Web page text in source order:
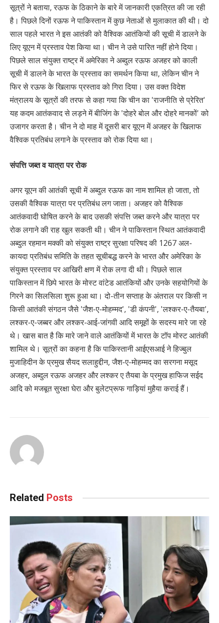
सूत्रों ने बताया, रऊफ के ठिकाने के बारे में जानकारी एकत्रित की जा रही
है। पिछले दिनों रऊफ ने पाकिस्तान में कुछ नेताओं से मुलाकात की थी। दो
साल पहले भारत ने इस आतंकी को वैश्विक आतंकियों की सूची में डालने के
लिए यूएन में प्रस्ताव पेश किया था। चीन ने उसे पारित नहीं होने दिया।
पिछले साल संयुक्त राष्ट्र में अमेरिका ने अब्दुल रऊफ अजहर को काली
सूची में डालने के भारत के प्रस्ताव का समर्थन किया था, लेकिन चीन ने
फिर से रऊफ के खिलाफ प्रस्ताव को गिरा दिया। उस वक्त विदेश
मंत्रालय के सूत्रों की तरफ से कहा गया कि चीन का 'राजनीति से प्रेरित'
यह कदम आतंकवाद से लड़ने में बीजिंग के 'दोहरे बोल और दोहरे मानकों' को
उजागर करता है। चीन ने दो माह में दूसरी बार यूएन में अजहर के खिलाफ
वैश्विक प्रतिबंध लगाने के प्रस्ताव को रोक दिया था।
संपत्ति जब्त व यात्रा पर रोक
अगर यूएन की आतंकी सूची में अब्दुल रऊफ का नाम शामिल हो जाता, तो
उसकी वैश्विक यात्रा पर प्रतिबंध लग जाता। अजहर को वैश्विक
आतंकवादी घोषित करने के बाद उसकी संपत्ति जब्त करने और यात्रा पर
रोक लगाने की राह खुल सकती थी। चीन ने पाकिस्तान स्थित आतंकवादी
अब्दुल रहमान मक्की को संयुक्त राष्ट्र सुरक्षा परिषद की 1267 अल-
कायदा प्रतिबंध समिति के तहत सूचीबद्ध करने के भारत और अमेरिका के
संयुक्त प्रस्ताव पर आखिरी क्षण में रोक लगा दी थी। पिछले साल
पाकिस्तान में छिपे भारत के मोस्ट वांटेड आतंकियों और उनके सहयोगियों के
गिरने का सिलसिला शुरू हुआ था। दो-तीन सप्ताह के अंतराल पर किसी न
किसी आतंकी संगठन जैसे 'जैश-ए-मोहम्मद', 'डी कंपनी', 'लश्कर-ए-तैयबा',
लश्कर-ए-जब्बर और लश्कर-आई-जांगवी आदि समूहों के सदस्य मारे जा रहे
थे। खास बात है कि मारे जाने वाले आतंकियों में भारत के टॉप मोस्ट आतंकी
शामिल थे। सूत्रों का कहना है कि पाकिस्तानी आईएसआई ने हिज्बुल
मुजाहिदीन के प्रमुख सैयद सलाहुद्दीन, जैश-ए-मोहम्मद का सरगना मसूद
अजहर, अब्दुल रऊफ अजहर और लश्कर ए तैयबा के प्रमुख हाफिज सईद
आदि को मजबूत सुरक्षा घेरा और बुलेटप्रूफ गाड़ियां मुहैया कराई हैं।
Related Posts